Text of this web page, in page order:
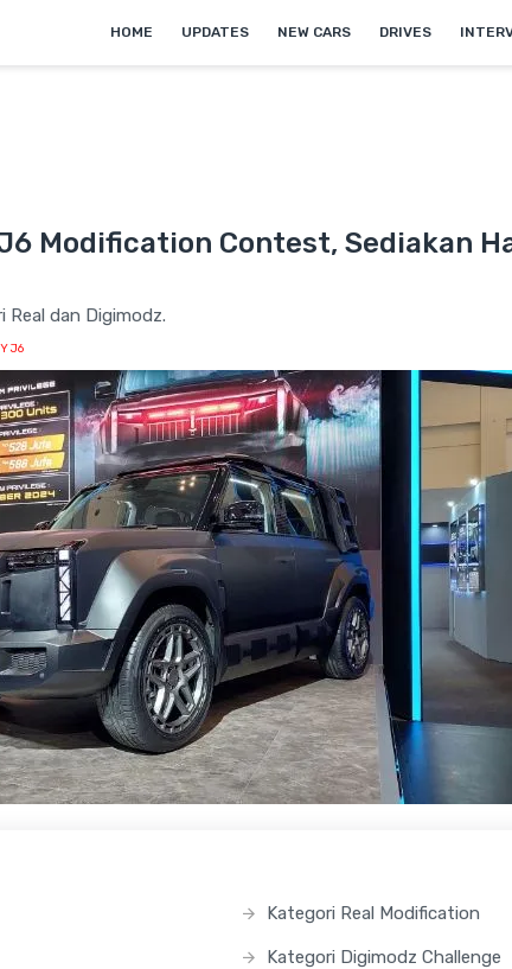
HOME UPDATES NEW CARS DRIVES
Modification Contest, Sediakan
dan Digimodz.
J6
Kategori Real Modification
Kategori Digimodz Challenge